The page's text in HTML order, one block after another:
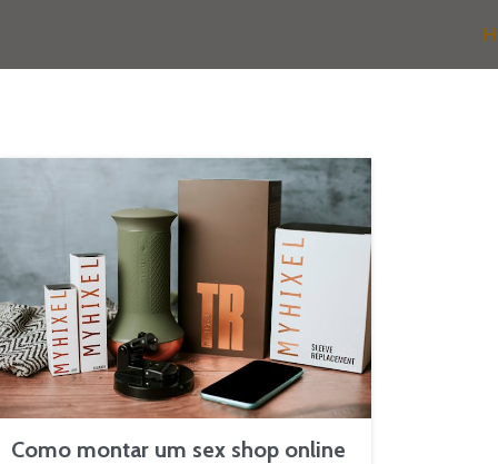
Como montar um sex shop online